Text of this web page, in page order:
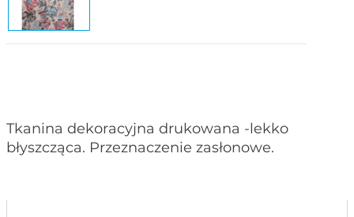
Tkanina dekoracyjna drukowana -lekko
błyszcząca. Przeznaczenie zasłonowe.